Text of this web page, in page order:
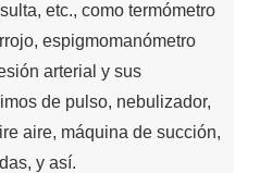
etc., como termómetro
espigmomanómetro
arterial y sus
de pulso, nebulizador,
aire, máquina de succión,
y así.